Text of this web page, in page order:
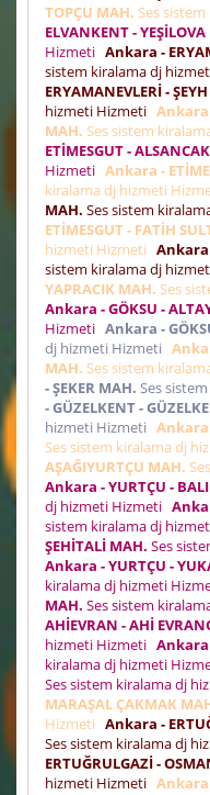
TOPÇU MAH. Ses
ELVANKENT -
Hizmeti Ankara -
sistem kiralama dj
ERYAMANEVLERİ -
hizmeti Hizmeti Ankara
MAH. Ses sistem
ETİMESGUT -
Hizmeti Ankara -
kiralama dj hizmeti
MAH. Ses sistem
ETİMESGUT - FATİH
hizmeti Hizmeti Ankara
sistem kiralama dj
YAPRACIK MAH. Ses
Ankara - GÖKSU -
Hizmeti Ankara -
dj hizmeti Hizmeti
MAH. Ses sistem
- ŞEKER MAH. Ses
- GÜZELKENT -
hizmeti Hizmeti Ankara
Ses sistem kiralama dj
AŞAĞIYURTÇU MAH.
Ankara - YURTÇU -
dj hizmeti Hizmeti
sistem kiralama dj
ŞEHİTALİ MAH. Ses
Ankara - YURTÇU -
kiralama dj hizmeti
MAH. Ses sistem
AHİEVRAN - AHİ
hizmeti Hizmeti Ankara
kiralama dj hizmeti
Ses sistem kiralama dj
MARAŞAL ÇAKMAK
Hizmeti Ankara -
Ses sistem kiralama dj
ERTUĞRULGAZİ -
hizmeti Hizmeti Ankara